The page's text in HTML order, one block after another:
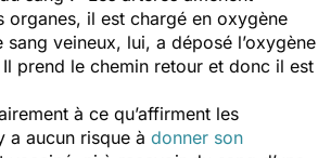
organes, il est chargé en oxygène
veineux, lui, a déposé l’oxygène
prend le chemin retour et donc il est
à ce qu’affirment les
a aucun risque à donner son